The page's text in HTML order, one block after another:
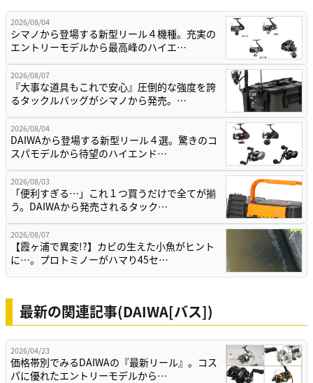
2026/08/04
シマノから登場する新型リール４機種。充実の
エントリーモデルから最高峰のハイエ…
2026/08/07
『大事な道具もこれで安心』圧倒的な強度を誇
るタックルバッグがシマノから発売。…
2026/08/04
DAIWAから登場する新型リール４選。驚きのコ
スパモデルから待望のハイエンド…
2026/08/03
「便利すぎる…」これ１つ買うだけで全てが揃
う。DAIWAから発売されるタック…
2026/08/07
【霞ヶ浦で異変!?】カビの生えた小魚がヒント
に…。プロトミノーがハマり45セ…
最新の関連記事(DAIWA[バス])
2026/04/23
価格帯別でみるDAIWAの『最新リール』。コス
パに優れたエントリーモデルから…